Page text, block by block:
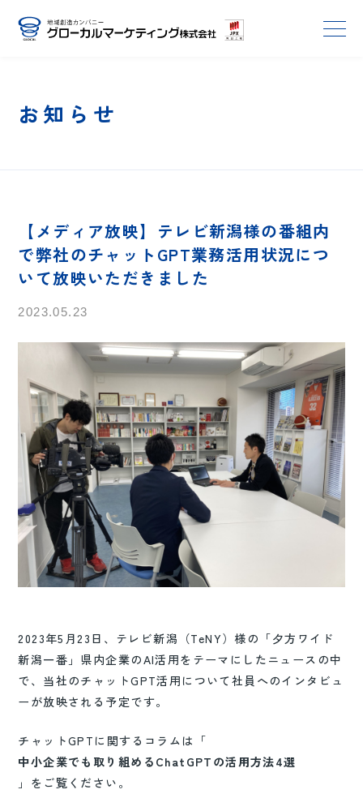
お知らせ
【メディア放映】テレビ新潟様の番組内
で弊社のチャットGPT業務活用状況につ
いて放映いただきました
2023.05.23
2023年5月23日、テレビ新潟（TeNY）様の「夕方ワイド
新潟一番」県内企業のAI活用をテーマにしたニュースの中
で、当社のチャットGPT活用について社員へのインタビュ
ーが放映される予定です。
チャットGPTに関するコラムは「
中小企業でも取り組めるChatGPTの活用方法4選
」をご覧ください。